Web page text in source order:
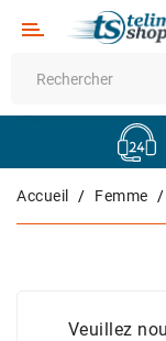
Catégorie
Quincaillerie
Fitness
Accueil Femme
Veuillez